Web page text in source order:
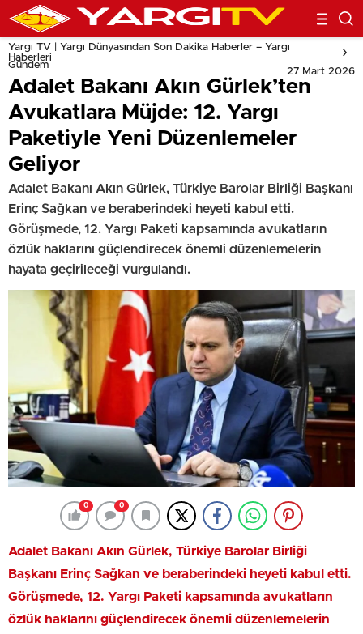
Yargı TV | Yargı Dünyasından Son Dakika Haberler – Yargı
Haberleri
Gündem
27 Mart 2026
Adalet Bakanı Akın Gürlek’ten
Avukatlara Müjde: 12. Yargı
Paketiyle Yeni Düzenlemeler
Geliyor
Adalet Bakanı Akın Gürlek, Türkiye Barolar Birliği Başkanı
Erinç Sağkan ve beraberindeki heyeti kabul etti.
Görüşmede, 12. Yargı Paketi kapsamında avukatların
özlük haklarını güçlendirecek önemli düzenlemelerin
hayata geçirileceği vurgulandı.
0 0
Adalet Bakanı Akın Gürlek, Türkiye Barolar Birliği
Başkanı Erinç Sağkan ve beraberindeki heyeti kabul etti.
Görüşmede, 12. Yargı Paketi kapsamında avukatların
özlük haklarını güçlendirecek önemli düzenlemelerin